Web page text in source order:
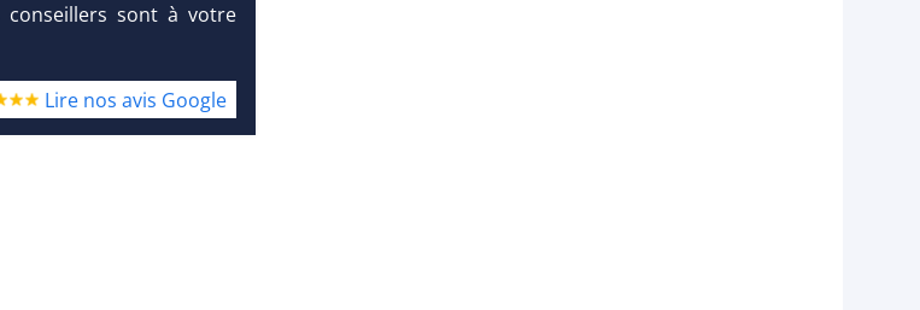
conseillers sont à votre
Lire nos avis Google